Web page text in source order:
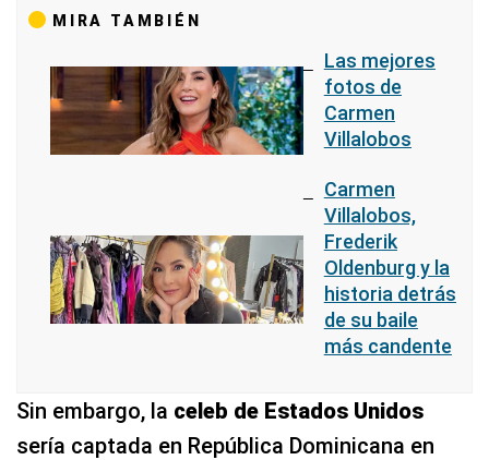
MIRA TAMBIÉN
Las mejores
fotos de
Carmen
Villalobos
Carmen
Villalobos,
Frederik
Oldenburg y la
historia detrás
de su baile
más candente
Sin embargo, la celeb de Estados Unidos
sería captada en República Dominicana en